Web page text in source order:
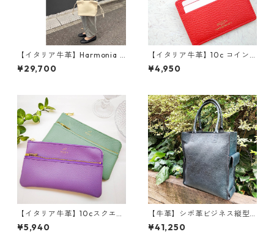
【イタリア牛革】Harmonia S
サイズ〈4色展開〉M5091
¥29,700
【イタリア牛革】10c コイン/
パスケース<11色展開> イタリ
アンレザー 牛革 本革 パ
物 M1104
¥4,950
【イタリア牛革】10cスクエア
２段ポーチ<新色追加☆> 本
革 牛革 カラフル ポー
¥5,940
【牛革】シボ革ビジネス縦型
トート<3色展開> 日本牛革
日本生産 ビジネスバッグ A
¥41,250